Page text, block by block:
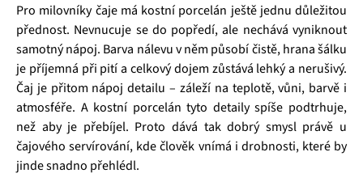
Pro milovníky čaje má kostní porcelán ještě jednu důležitou
přednost. Nevnucuje se do popředí, ale nechává vyniknout
samotný nápoj. Barva nálevu v něm působí čistě, hrana šálku
je příjemná při pití a celkový dojem zůstává lehký a nerušivý.
Čaj je přitom nápoj detailu – záleží na teplotě, vůni, barvě i
atmosféře. A kostní porcelán tyto detaily spíše podtrhuje,
než aby je přebíjel. Proto dává tak dobrý smysl právě u
čajového servírování, kde člověk vnímá i drobnosti, které by
jinde snadno přehlédl.